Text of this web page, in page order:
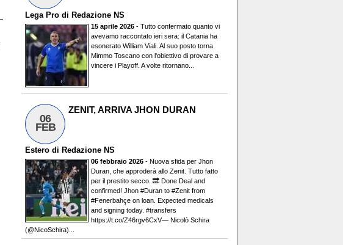
Lega Pro di Redazione NS
15 aprile 2026 - Tutto confermato quanto vi
avevamo raccontato ieri sera: il Catania ha
esonerato William Viali. Al suo posto torna
Mimmo Toscano con l'obiettivo di provare a
vincere i Playoff. A volte ritornano...
06
FEB
ZENIT, ARRIVA JHON DURAN
Estero di Redazione NS
06 febbraio 2026 - Nuova sfida per Jhon
Duran, che approderà allo Zenit. Tutto fatto
per il prestito secco. 🔜 Done Deal and
confirmed! Jhon #Duran to #Zenit from
#Fenerbahçe on loan. Expected medicals
and signing today. #transfers
https://t.co/Z46rgv6CxV— Nicolò Schira
(@NicoSchira)...